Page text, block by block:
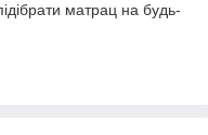
матрац на будь-